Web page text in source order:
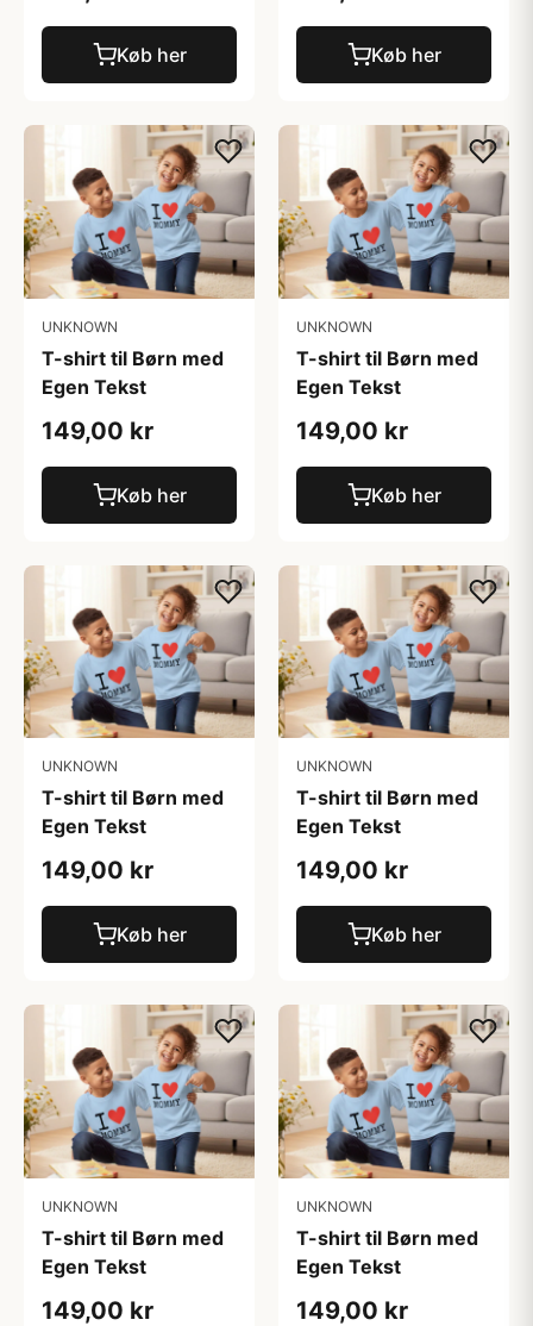
Køb her Køb her
UNKNOWN
T-shirt til Børn med
Egen Tekst
149,00 kr
Køb her
UNKNOWN
T-shirt til Børn med
Egen Tekst
149,00 kr
Køb her
UNKNOWN
T-shirt til Børn med
Egen Tekst
149,00 kr
Køb her
UNKNOWN
T-shirt til Børn med
Egen Tekst
149,00 kr
Køb her
UNKNOWN
T-shirt til Børn med
Egen Tekst
149,00 kr
UNKNOWN
T-shirt til Børn med
Egen Tekst
149,00 kr